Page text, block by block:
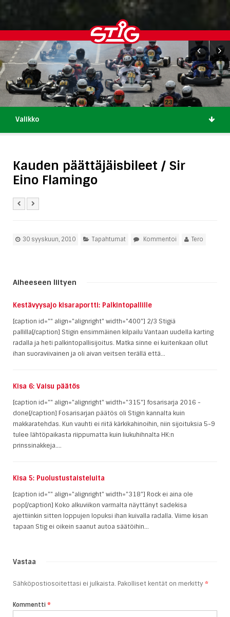
Valikko
Kauden päättäjäisbileet / Sir
Eino Flamingo
30 syyskuun, 2010 Tapahtumat Kommentoi Tero
Aiheeseen liityen
Kestävyysajo kisaraportti: Palkintopallille
[caption id="" align="alignright" width="400"] 2/3 Stigiä
pallilla[/caption] Stigin ensimmäinen kilpailu Vantaan uudella karting
radalla ja heti palkintopallisijoitus. Matka sinne ei kuitenkaan ollut
ihan suoraviivainen ja oli aivan veitsen terällä että...
Kisa 6: Vaisu päätös
[caption id="" align="alignright" width="315"] fosarisarja 2016 -
done[/caption] Fosarisarjan päätös oli Stigin kannalta kuin
makkaratehdas. Kun vauhti ei riitä kärkikahinoihin, niin sijoituksia 5-9
tulee lähtöpaikasta riippumatta kuin liukuhihnalta HK:n
prinssinakkeja....
Kisa 5: Puolustustaisteluita
[caption id="" align="alignright" width="318"] Rock ei aina ole
pop[/caption] Koko alkuviikon varmalta näyttänyt sadekisa
ajettiinkin sitten loppujen lopuksi ihan kuivalla radalla. Viime kisan
tapaan Stig ei oikein saanut autoa säätöihin...
Vastaa
Sähköpostiosoitettasi ei julkaista. Pakolliset kentät on merkitty *
Kommentti *